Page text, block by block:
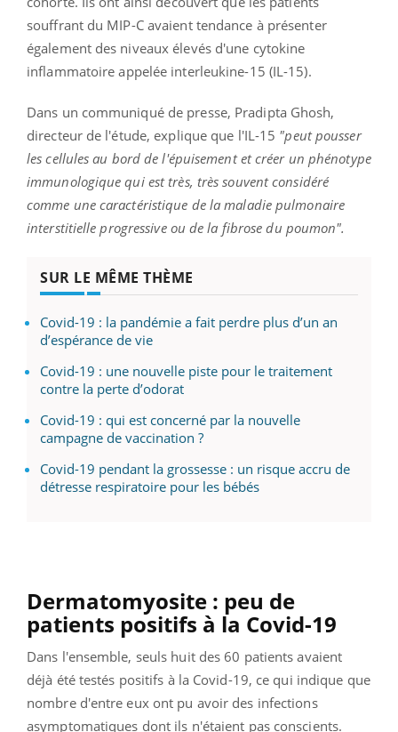
souffrant du MIP-C avaient tendance à présenter
également des niveaux élevés d'une cytokine
inflammatoire appelée interleukine-15 (IL-15).
Dans un communiqué de presse, Pradipta Ghosh,
directeur de l'étude, explique que l'IL-15 "peut pousser
les cellules au bord de l'épuisement et créer un phénotype
immunologique qui est très, très souvent considéré
comme une caractéristique de la maladie pulmonaire
interstitielle progressive ou de la fibrose du poumon".
SUR LE MÊME THÈME
Covid-19 : la pandémie a fait perdre plus d’un an
d’espérance de vie
Covid-19 : une nouvelle piste pour le traitement
contre la perte d’odorat
Covid-19 : qui est concerné par la nouvelle
campagne de vaccination ?
Covid-19 pendant la grossesse : un risque accru de
détresse respiratoire pour les bébés
Dermatomyosite : peu de
patients positifs à la Covid-19
Dans l'ensemble, seuls huit des 60 patients avaient
déjà été testés positifs à la Covid-19, ce qui indique que
nombre d'entre eux ont pu avoir des infections
asymptomatiques dont ils n'étaient pas conscients.